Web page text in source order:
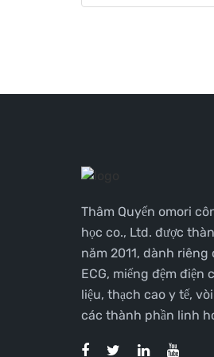
Thâm Quyến omori
học co., Ltd. được
năm 2011, dành riêng
ECG, miếng đệm điện
liệu, thạch cao y tế,
các thành phần linh